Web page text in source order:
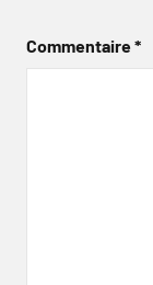
Commentaire*